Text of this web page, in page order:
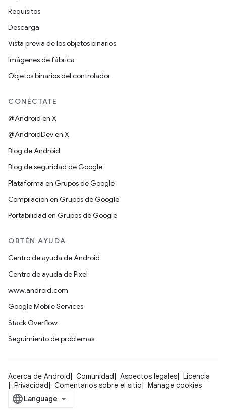
Requisitos
Descarga
Vista previa de los objetos binarios
Imágenes de fábrica
Objetos binarios del controlador
CONÉCTATE
@Android en X
@AndroidDev en X
Blog de Android
Blog de seguridad de Google
Plataforma en Grupos de Google
Compilación en Grupos de Google
Portabilidad en Grupos de Google
OBTÉN AYUDA
Centro de ayuda de Android
Centro de ayuda de Pixel
www.android.com
Google Mobile Services
Stack Overflow
Seguimiento de problemas
Acerca de Android Comunidad Aspectos legales
Licencia
Privacidad
Comentarios sobre el sitio Manage cookies